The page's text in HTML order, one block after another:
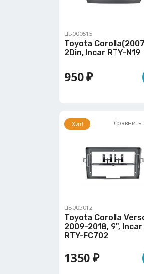
ЦБ000515
Toyota
2Din, Incar RTY-N19
950 ₽
Хит! Сравнить
ЦБ005012
Toyota Corolla
2009-2018, 9", Incar
RTY-FC702
1350 ₽